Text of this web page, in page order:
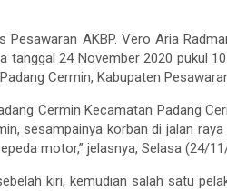
Pesawaran AKBP. Vero Aria
tanggal 24 November 2020 pukul
Cermin, Kabupaten
Cermin Kecamatan Padang
sesampainya korban di jalan
motor,” jelasnya, Selasa (24/
kiri, kemudian salah satu